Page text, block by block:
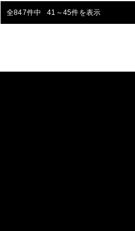
全847件中 41～45件を表示